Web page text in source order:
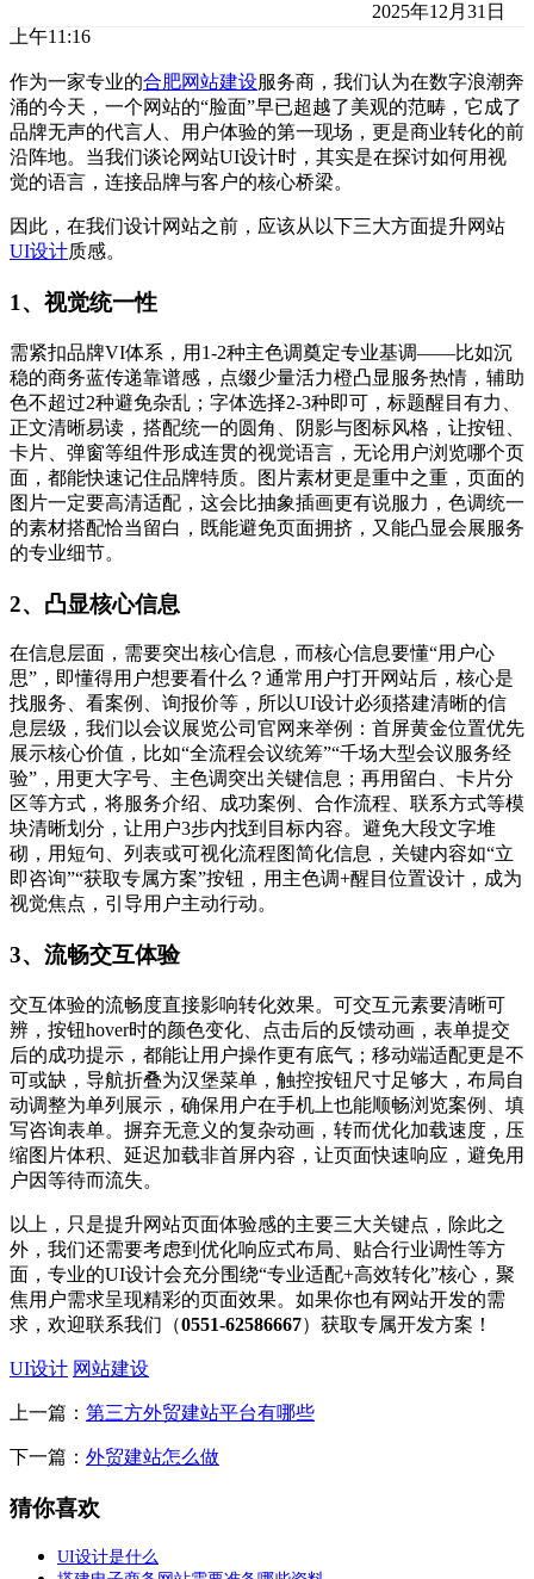
2025年12月31日
上午11:16
作为一家专业的合肥网站建设服务商，我们认为在数字浪潮奔
涌的今天，一个网站的“脸面”早已超越了美观的范畴，它成了
品牌无声的代言人、用户体验的第一现场，更是商业转化的前
沿阵地。当我们谈论网站UI设计时，其实是在探讨如何用视
觉的语言，连接品牌与客户的核心桥梁。
因此，在我们设计网站之前，应该从以下三大方面提升网站
UI设计质感。
1、视觉统一性
需紧扣品牌VI体系，用1-2种主色调奠定专业基调——比如沉
稳的商务蓝传递靠谱感，点缀少量活力橙凸显服务热情，辅助
色不超过2种避免杂乱；字体选择2-3种即可，标题醒目有力、
正文清晰易读，搭配统一的圆角、阴影与图标风格，让按钮、
卡片、弹窗等组件形成连贯的视觉语言，无论用户浏览哪个页
面，都能快速记住品牌特质。图片素材更是重中之重，页面的
图片一定要高清适配，这会比抽象插画更有说服力，色调统一
的素材搭配恰当留白，既能避免页面拥挤，又能凸显会展服务
的专业细节。
2、凸显核心信息
在信息层面，需要突出核心信息，而核心信息要懂“用户心
思”，即懂得用户想要看什么？通常用户打开网站后，核心是
找服务、看案例、询报价等，所以UI设计必须搭建清晰的信
息层级，我们以会议展览公司官网来举例：首屏黄金位置优先
展示核心价值，比如“全流程会议统筹”“千场大型会议服务经
验”，用更大字号、主色调突出关键信息；再用留白、卡片分
区等方式，将服务介绍、成功案例、合作流程、联系方式等模
块清晰划分，让用户3步内找到目标内容。避免大段文字堆
砌，用短句、列表或可视化流程图简化信息，关键内容如“立
即咨询”“获取专属方案”按钮，用主色调+醒目位置设计，成为
视觉焦点，引导用户主动行动。
3、流畅交互体验
交互体验的流畅度直接影响转化效果。可交互元素要清晰可
辨，按钮hover时的颜色变化、点击后的反馈动画，表单提交
后的成功提示，都能让用户操作更有底气；移动端适配更是不
可或缺，导航折叠为汉堡菜单，触控按钮尺寸足够大，布局自
动调整为单列展示，确保用户在手机上也能顺畅浏览案例、填
写咨询表单。摒弃无意义的复杂动画，转而优化加载速度，压
缩图片体积、延迟加载非首屏内容，让页面快速响应，避免用
户因等待而流失。
以上，只是提升网站页面体验感的主要三大关键点，除此之
外，我们还需要考虑到优化响应式布局、贴合行业调性等方
面，专业的UI设计会充分围绕“专业适配+高效转化”核心，聚
焦用户需求呈现精彩的页面效果。如果你也有网站开发的需
求，欢迎联系我们（0551-62586667）获取专属开发方案！
UI设计 网站建设
上一篇： 第三方外贸建站平台有哪些
下一篇： 外贸建站怎么做
猜你喜欢
UI设计是什么